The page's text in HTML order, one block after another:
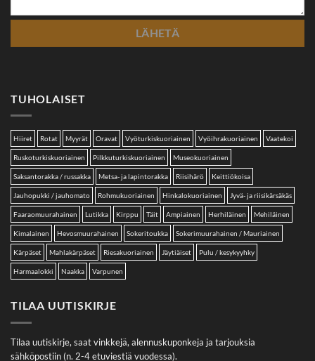
TUHOLAISET
Hiiret Rotat Myyrät Oravat Vyöturkiskuoriainen Vyöihrakuoriainen Vaatekoi
Ruskoturkiskuoriainen Pilkkuturkiskuoriainen Museokuoriainen
Saksantorakka / russakka Metsa- ja lapintorakka Riisihärö Keittiökoisa
Jauhopukki / jauhomato Rohmukuoriainen Hinkalokuoriainen Jyvä- ja riisikärsäkäs
Faaraomuurahainen Lutikka Kirppu Täit Ampiainen Herhiläinen Mehiläinen
Kimalainen Hevosmuurahainen Sokeritoukka Sokerimuurahainen / Mauriainen
Kärpäset Mahlakärpäset Riesakuoriainen Jäytiäiset Pulu / kesykyyhky
Harmaalokki Naakka Varpunen
TILAA UUTISKIRJE
Tilaa uutiskirje, saat vinkkejä, alennuskuponkeja ja tarjouksia
sähköpostiin (n. 2-4 etuviestiä vuodessa).